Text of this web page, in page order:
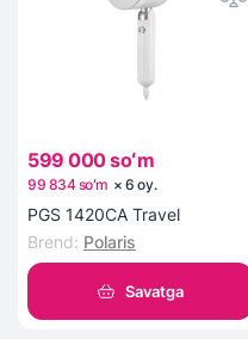
599 000 soʻm
99 834 soʻm ×6 oy.
PGS 1420CA Travel
Brend: Polaris
Savatga